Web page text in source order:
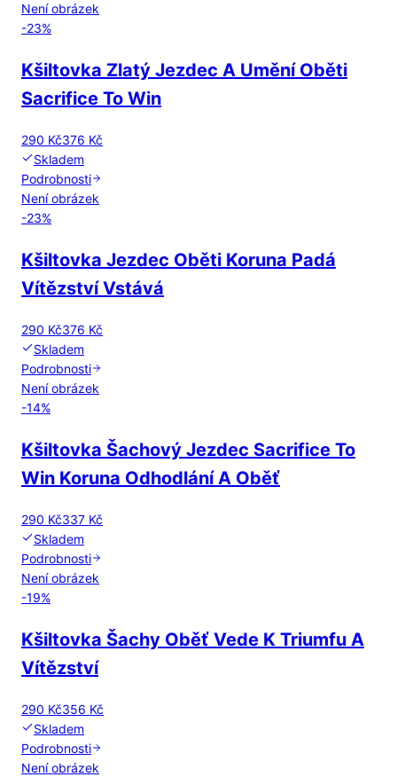
Není obrázek
-23%
Kšiltovka Zlatý Jezdec A Umění Oběti
Sacrifice To Win
290 Kč376 Kč
Skladem
Podrobnosti
Není obrázek
-23%
Kšiltovka Jezdec Oběti Koruna Padá
Vítězství Vstává
290 Kč376 Kč
Skladem
Podrobnosti
Není obrázek
-14%
Kšiltovka Šachový Jezdec Sacrifice To
Win Koruna Odhodlání A Oběť
290 Kč337 Kč
Skladem
Podrobnosti
Není obrázek
-19%
Kšiltovka Šachy Oběť Vede K Triumfu A
Vítězství
290 Kč356 Kč
Skladem
Podrobnosti
Není obrázek